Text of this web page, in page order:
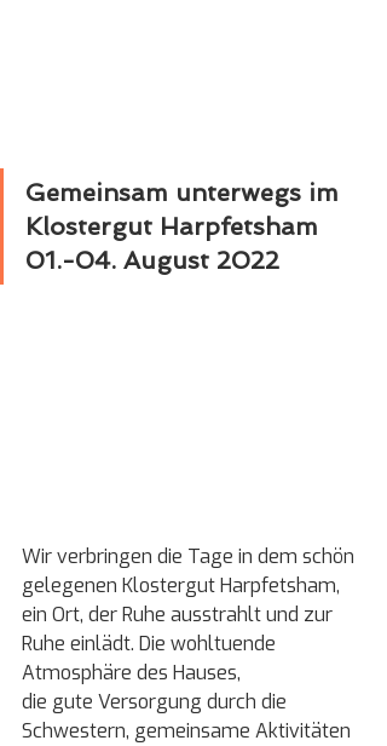
Gemeinsam unterwegs im
Klostergut Harpfetsham
01.-04. August 2022
Wir verbringen die Tage in dem schön
gelegenen Klostergut Harpfetsham,
ein Ort, der Ruhe ausstrahlt und zur
Ruhe einlädt. Die wohltuende
Atmosphäre des Hauses,
die gute Versorgung durch die
Schwestern, gemeinsame Aktivitäten